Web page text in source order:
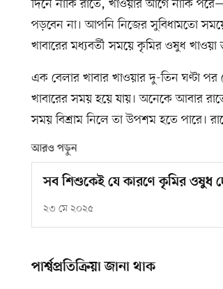
দিনে নাকি রাতে, খাওয়ার আগে নাকি
পড়বেন না। আপনি নিজের সুবিধামতো
খাবারের মধ্যবর্তী সময়ে কৃমির ওষুধ খাওয়া
এক বেলার খাবার খাওয়ার দু-তিন ঘণ্টা
খাবারের সময় হয়ে যায়। অনেকে আবার
সময় বিশ্রাম নিলে তা উপশম হতে পারে।
আরও পড়ুন
সব শিশুকেই যে কারণে কৃমির ওষুধ
২৩ মে ২০২৫
পার্শ্বপ্রতিক্রিয়া জানা থাক